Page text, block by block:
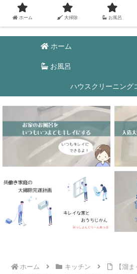
ホーム
お風呂
ハウスクリーニング
ホーム キッチン
【溜
ホーム 大掃除 お風呂